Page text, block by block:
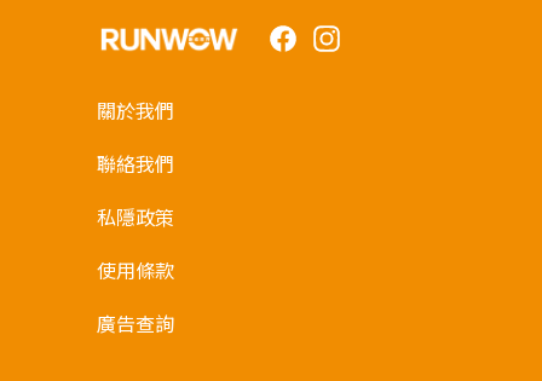
FacebookInstagram
關於我們
聯絡我們
私隱政策
使用條款
廣告查詢